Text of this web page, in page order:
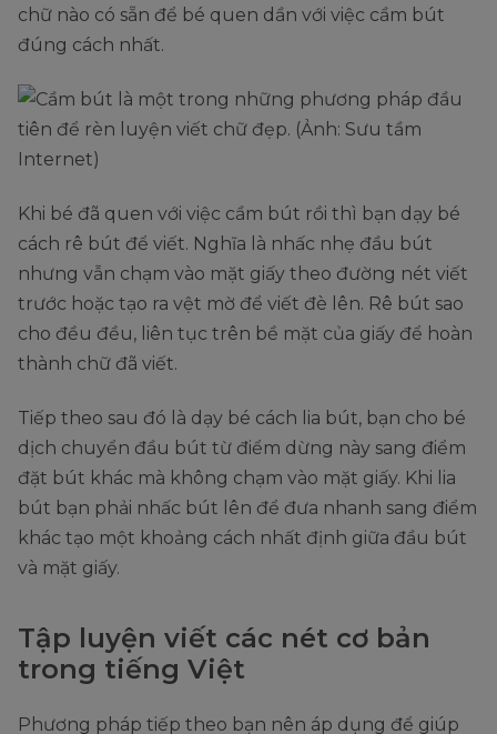
chữ nào có sẵn để bé quen dần với việc cầm bút
đúng cách nhất.
Khi bé đã quen với việc cầm bút rồi thì bạn dạy bé
cách rê bút để viết. Nghĩa là nhấc nhẹ đầu bút
nhưng vẫn chạm vào mặt giấy theo đường nét viết
trước hoặc tạo ra vệt mờ để viết đè lên. Rê bút sao
cho đều đều, liên tục trên bề mặt của giấy để hoàn
thành chữ đã viết.
Tiếp theo sau đó là dạy bé cách lia bút, bạn cho bé
dịch chuyển đầu bút từ điểm dừng này sang điểm
đặt bút khác mà không chạm vào mặt giấy. Khi lia
bút bạn phải nhấc bút lên để đưa nhanh sang điểm
khác tạo một khoảng cách nhất định giữa đầu bút
và mặt giấy.
Tập luyện viết các nét cơ bản
trong tiếng Việt
Phương pháp tiếp theo bạn nên áp dụng để giúp